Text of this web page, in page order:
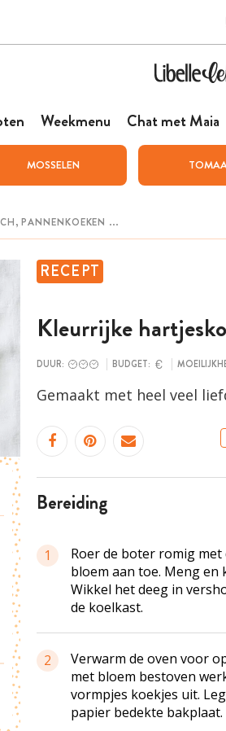
Weekmenu Chat met Maia
MOSSELEN
RECEPT
Kleurrijke
DUUR: BUDGET:
Gemaakt met heel veel
bereiding
1
Roer de boter romig met
bloem aan toe. Meng en
Wikkel het deeg in
de koelkast.
2
Verwarm de oven voor
met bloem bestoven
vormpjes koekjes uit.
papier bedekte bakplaat.